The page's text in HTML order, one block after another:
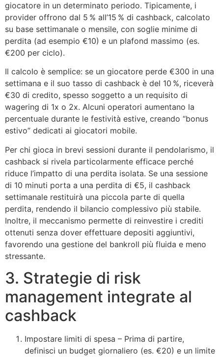
giocatore in un determinato periodo. Tipicamente, i
provider offrono dal 5 % all’15 % di cashback, calcolato
su base settimanale o mensile, con soglie minime di
perdita (ad esempio €10) e un plafond massimo (es.
€200 per ciclo).
Il calcolo è semplice: se un giocatore perde €300 in una
settimana e il suo tasso di cashback è del 10 %, riceverà
€30 di credito, spesso soggetto a un requisito di
wagering di 1x o 2x. Alcuni operatori aumentano la
percentuale durante le festività estive, creando “bonus
estivo” dedicati ai giocatori mobile.
Per chi gioca in brevi sessioni durante il pendolarismo, il
cashback si rivela particolarmente efficace perché
riduce l’impatto di una perdita isolata. Se una sessione
di 10 minuti porta a una perdita di €5, il cashback
settimanale restituirà una piccola parte di quella
perdita, rendendo il bilancio complessivo più stabile.
Inoltre, il meccanismo permette di reinvestire i crediti
ottenuti senza dover effettuare depositi aggiuntivi,
favorendo una gestione del bankroll più fluida e meno
stressante.
3. Strategie di risk
management integrate al
cashback
Impostare limiti di spesa – Prima di partire,
definisci un budget giornaliero (es. €20) e un limite